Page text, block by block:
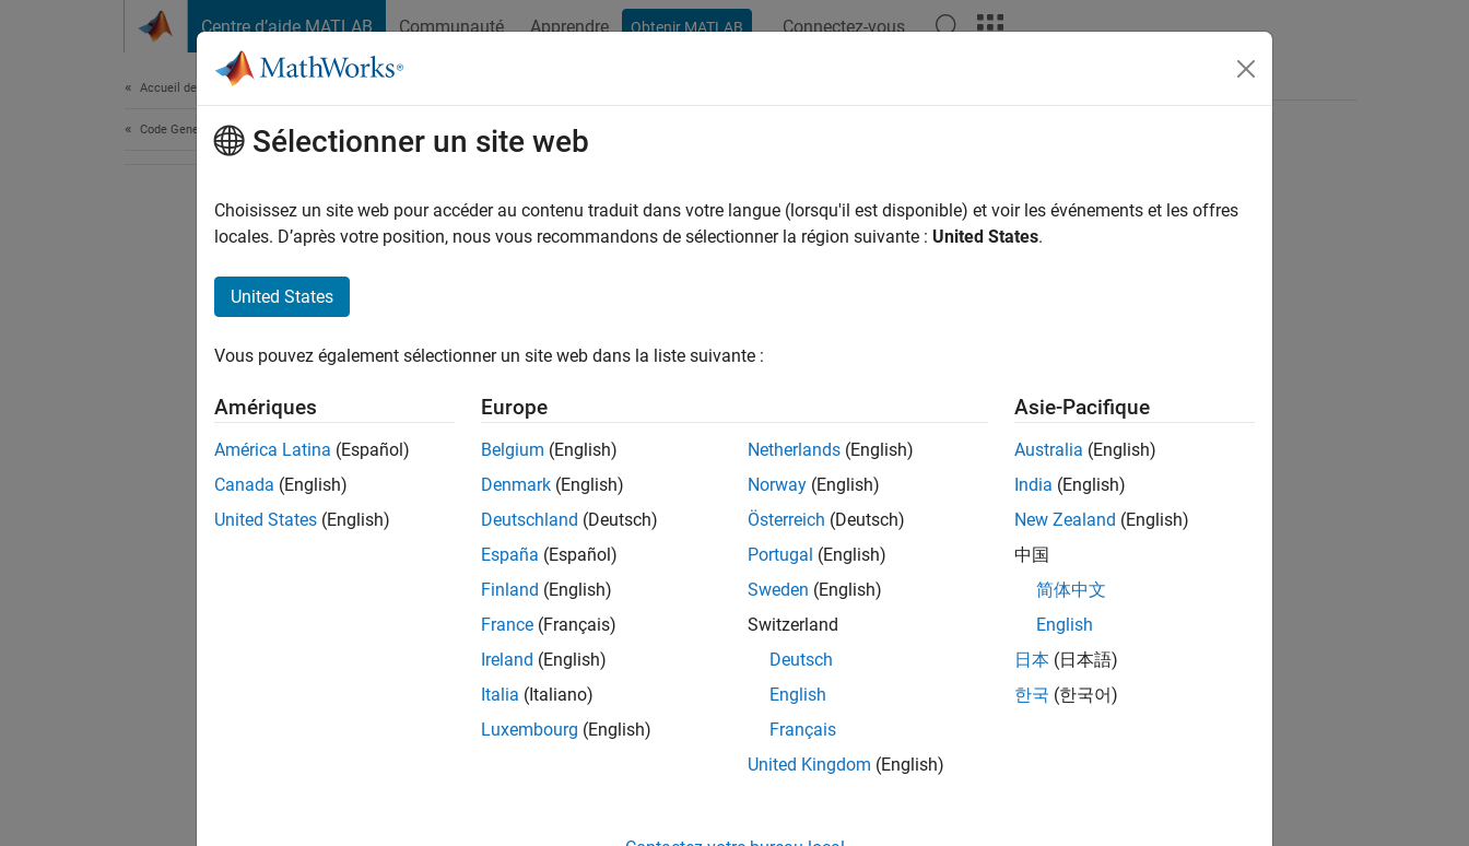
Centre d’aide MATLAB Communauté Apprendre Obtenir MATLAB Connectez-vous
Accueil de la documentation
Code Generation
How useful was this information?
Sélectionner un site web
Choisissez un site web pour accéder au contenu traduit dans votre langue (lorsqu'il est disponible) et voir les événements et les offres
locales. D’après votre position, nous vous recommandons de sélectionner la région suivante : United States.
United States
Vous pouvez également sélectionner un site web dans la liste suivante :
Amériques
América Latina (Español)
Canada (English)
United States (English)
Europe
Belgium (English)
Denmark (English)
Deutschland (Deutsch)
España (Español)
Finland (English)
France (Français)
Ireland (English)
Italia (Italiano)
Luxembourg (English)
Netherlands (English)
Norway (English)
Österreich (Deutsch)
Portugal (English)
Sweden (English)
Switzerland
Deutsch
English
Français
United Kingdom (English)
Asie-Pacifique
Australia (English)
India (English)
New Zealand (English)
中国
简体中文
English
日本 (日本語)
한국 (한국어)